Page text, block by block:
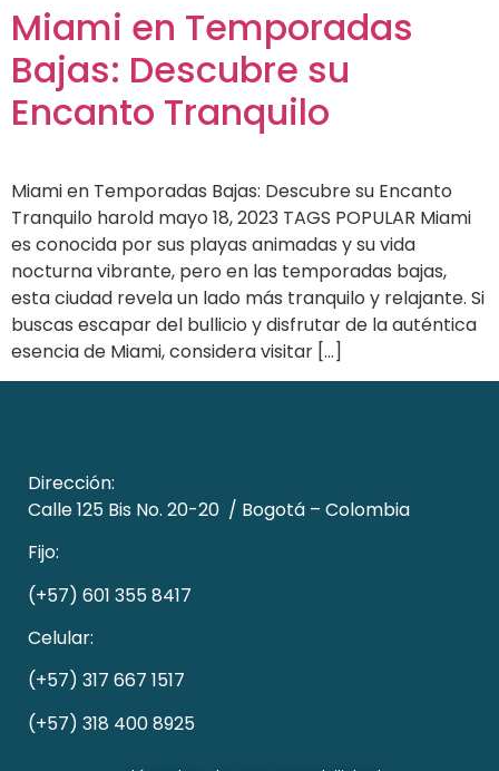
Miami en Temporadas
Bajas: Descubre su
Encanto Tranquilo
Miami en Temporadas Bajas: Descubre su Encanto
Tranquilo harold mayo 18, 2023 TAGS POPULAR Miami
es conocida por sus playas animadas y su vida
nocturna vibrante, pero en las temporadas bajas,
esta ciudad revela un lado más tranquilo y relajante. Si
buscas escapar del bullicio y disfrutar de la auténtica
esencia de Miami, considera visitar […]
Dirección:
Calle 125 Bis No. 20-20 / Bogotá – Colombia
Fijo:
(+57) 601 355 8417
Celular:
(+57) 317 667 1517
(+57) 318 400 8925